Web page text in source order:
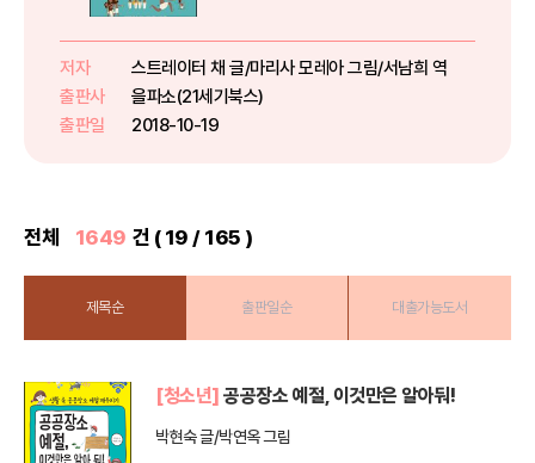
작도 못했는데 아무것도 모르는 부
모님은 책을 읽으라고 하다니!그런
데 이런 고통이 나만의 일이 아니
저자
스트레이터 채 글/마리사 모레아 그림/서남희 역
출판사
을파소(21세기북스)
출판일
2018-10-19
전체 1649 건 ( 19 / 165 )
제목순 출판일순 대출가능도서
[청소년] 공공장소 예절, 이것만은 알아둬!
박현숙 글/박연옥 그림